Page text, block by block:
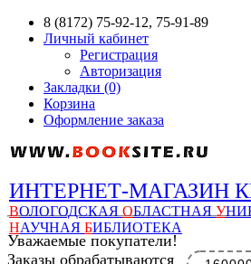
8 (8172) 75-92-12, 75-91-89
Личный кабинет
Регистрация
Авторизация
Закладки (0)
Корзина
Оформление заказа
ИНТЕРНЕТ-МАГАЗИН
ВОЛОГОДСКАЯ ОБЛАСТНАЯ У
НАУЧНАЯ БИБЛИОТЕКА
Уважаемые покупатели!
Заказы обрабатываются